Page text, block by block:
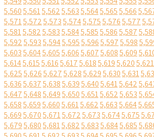
5,5605,5615,5625,5635,5645,5655,566
5,5715,5725,5735,5745,5755,5765,577
5,5815,5825,5835,5845,5855,5865,587
5,5925,5935,5945,5955,5965,5975,598
5,6035,6045,6055,6065,6075,6085,609
5,6145,6155,6165,6175,6185,6195,6205,621
5,6255,6265,6275,6285,6295,6305,631
5,6365,6375,6385,6395,6405,6415,642
5,6475,6485,6495,6505,6515,6525,653
5,6585,6595,6605,6615,6625,6635,664
5,6695,6705,6715,6725,6735,6745,675
5,6795,6805,6815,6825,6835,6845,685